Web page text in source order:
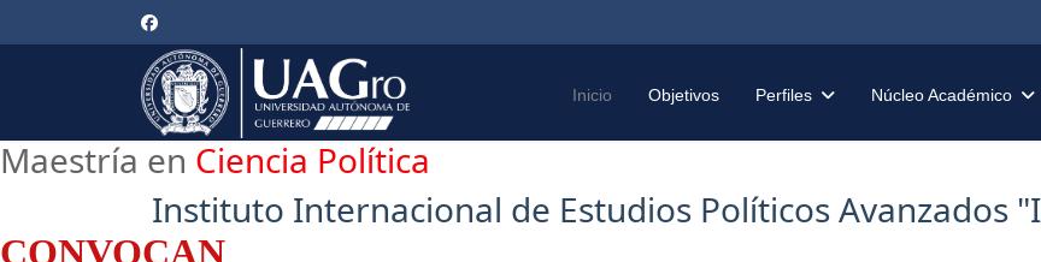
Inicio Objetivos Perfiles Núcleo Académico
Maestría en Ciencia Política
Instituto Internacional de Estudios Políticos Avanzados
CONVOCAN